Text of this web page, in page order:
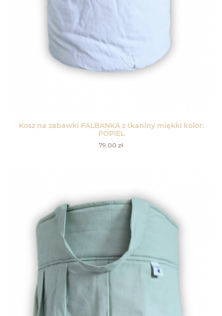
Kosz na zabawki FALBANKA z tkaniny miękki kolor:
POPIEL
79,00 zł